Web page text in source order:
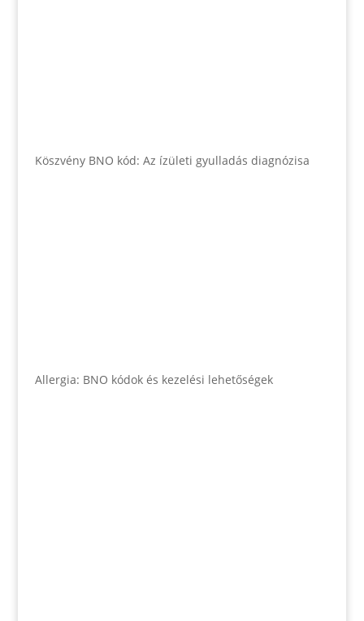
Köszvény BNO kód: Az ízületi gyulladás diagnózisa
Allergia: BNO kódok és kezelési lehetőségek